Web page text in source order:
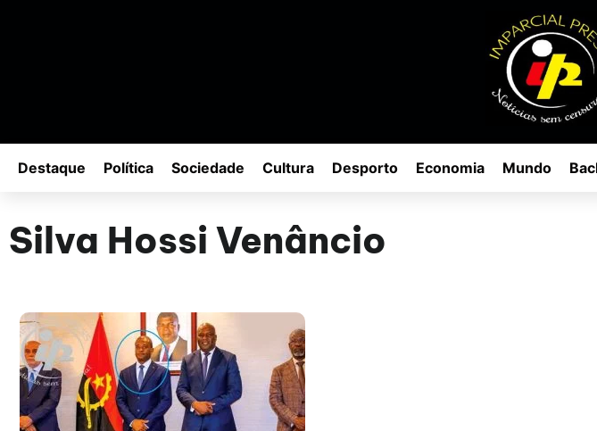
Destaque Política Sociedade Cultura Desporto Economia Mundo
Silva Hossi Venâncio